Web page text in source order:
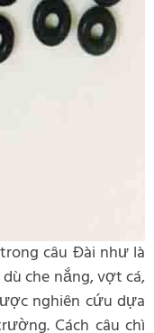
câu Đài như là
che nắng, vợt cá,
nghiên cứu dựa
Cách câu chì